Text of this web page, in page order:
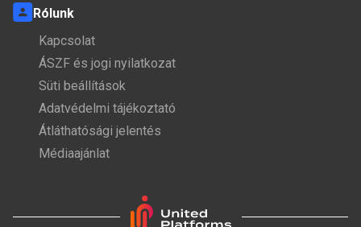
Rólunk
Kapcsolat
ÁSZF és jogi nyilatkozat
Süti beállítások
Adatvédelmi tájékoztató
Átláthatósági jelentés
Médiaajánlat